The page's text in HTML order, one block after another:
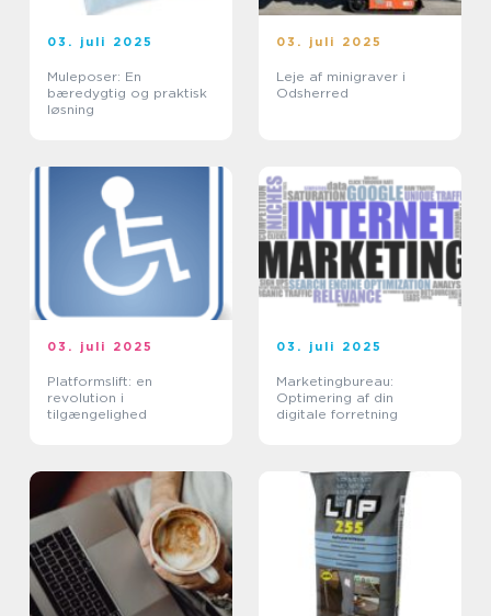
03. juli 2025
Muleposer: En
bæredygtig og praktisk
løsning
03. juli 2025
Leje af minigraver i
Odsherred
03. juli 2025
Platformslift: en
revolution i
tilgængelighed
03. juli 2025
Marketingbureau:
Optimering af din
digitale forretning